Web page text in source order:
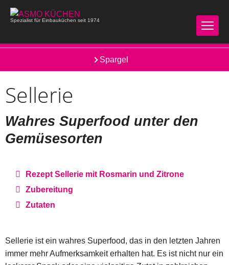
Spezialist für Einbauküchen seit 1974
Spargel
Sellerie
Wahres Superfood unter den
Gemüsesorten
Rezept Sellerie mit Rosmarin und Zitrone
Zubereitung
Zutaten
Sellerie ist ein wahres Superfood, das in den letzten Jahren
immer mehr Aufmerksamkeit erhalten hat. Es ist nicht nur ein